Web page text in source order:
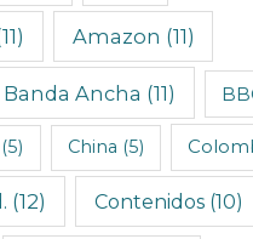
Amazon (11)
Banda Ancha (11)
(5) China (5)
(12) Contenidos(10)